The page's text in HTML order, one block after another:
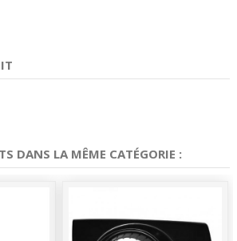
DANS LA MÊME CATÉGORIE :